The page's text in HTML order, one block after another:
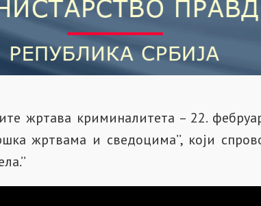
жртава криминалитета – 22.
жртвама и сведоцима’’, који